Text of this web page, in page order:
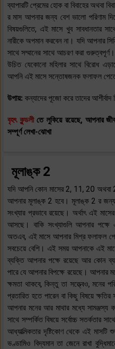
ব্যাপারটি প্রেমের হোক বা বিবাহের অথবা
র মাস আপনার জন্য বেশ ভালো পরিণাম
বিষয়গুলিতে, এই মাসে খুব সাবধানতার
নারীকে অপমান করবেন না। যদি আপনার
সাথে সম্মানের সাথে আচরণ করা
উচিত যেকোনো মহিলার সাথে বিরোধ
আপনি এই মাসে সন্তোষজনক ফলাফল
উপায়: কন্যাদের পূজো করে তাদের আশীর্বাদ
বৃহৎ কুন্ডলীতে লুকিয়ে রয়েছে, আপনার
সম্পূর্ণ লেখা-ঝোখা
মূলাঙ্ক 2
যদি আপনি কোন মাসের 2, 11, 20 অথবা
আপনার মূলাঙ্ক 2 হবে। মূলাঙ্ক 2 র
সংখ্যার প্রভাবে রয়েছে। অর্থাৎ এই
আসছে। বাকি সংখ্যাগুলি আপনার পক্ষে
অতএব, এই মাসে আপনার মিশ্র ফলাফল
সবচেয়ে বেশি। এই সময় আপনাকে এই
ব্যক্তি আপনার পক্ষে রয়েছে আর কোন
পারে যে আপনার বিপক্ষে রয়েছে। আপনার
ক্ষমতা থাকবে, কিন্তু তা সত্ত্বেও, মনের
প্রতারিত হতে পারেন বা কিছু বিষয়ে
আপনার মনের আর মাথার মধ্যে সামঞ্জস্য
সাথে সম্পর্কিত বিষয়ে সর্বোচ্চ সতর্কতার
আধ্যাত্মিকতার দৃষ্টিকোণ থেকে এই মাসটি
ভণ্ডামিও বিদ্যমান তা জেনে রাখা